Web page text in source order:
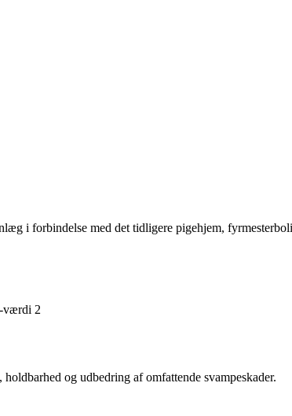
i forbindelse med det tidligere pigehjem,
værdi 2
og udbedring af omfattende svampeskader.